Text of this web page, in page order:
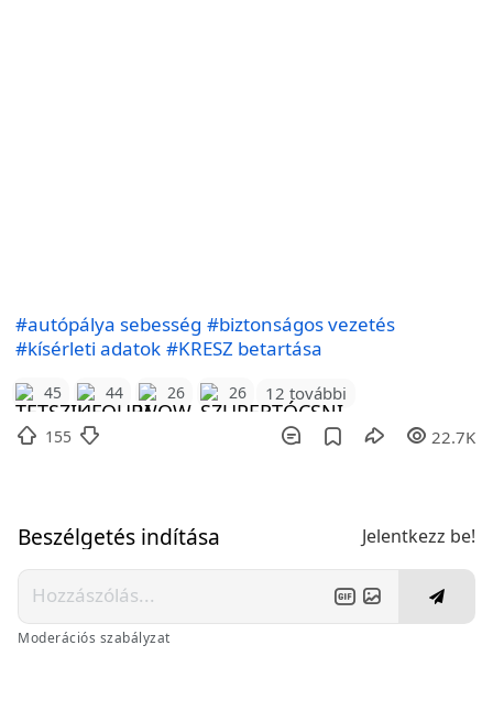
#autópálya sebesség #biztonságos vezetés
#kísérleti adatok #KRESZ betartása
45 44 26 26 12 további
155 22.7K
Beszélgetés indítása Jelentkezz be!
Moderációs szabályzat